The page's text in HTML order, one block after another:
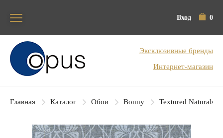
Вход 0
Блок поиска
Эксклюзивные бренды
Интернет-магазин
Главная Каталог Обои Bonny Textured Naturals II